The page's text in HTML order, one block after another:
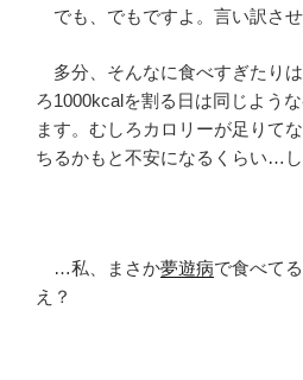
でも、でもですよ。言い訳させ
多分、そんなに食べすぎたり
ろ1000kcalを割る日は同じよう
ます。むしろカロリーが足りて
ちるかもと不安になるくらい…し
…私、まさか夢遊病で食べて
え？